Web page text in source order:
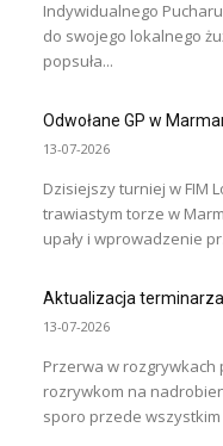
Indywidualnego
do swojego lokalnego
popsuła...
Odwołane GP w
13-07-2026
Dzisiejszy turniej w FIM
trawiastym torze w
upały i wprowadzenie
Aktualizacja terminarza
13-07-2026
Przerwa w rozgrywkach
rozrywkom na
sporo przede wszystkim